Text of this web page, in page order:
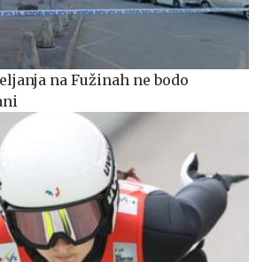
na Fužinah ne bodo